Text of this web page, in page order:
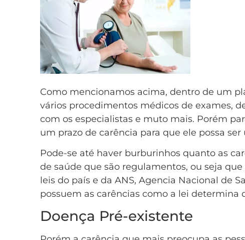
Como mencionamos acima, dentro de um
vários procedimentos médicos de exames,
com os especialistas e muto mais. Porém
um prazo de carência para que ele possa
Pode-se até haver burburinhos quanto as
de saúde que são regulamentos, ou seja
leis do país e da ANS, Agencia Nacional de
possuem as carências como a lei determina
Doença Pré-existente